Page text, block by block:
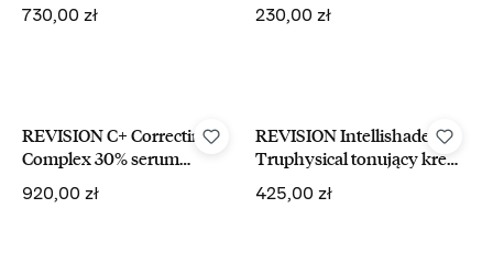
Alto Defense Serum 15 ml
Cena regularna:
730,00 zł Cena regularna:
230,00 zł
REVISION C+ Correcting
Complex 30% serum
rozjaśniające z witaminą C
30 ml
Cena regularna:
920,00 zł
REVISION Intellishade
Truphysical tonujący krem
do twarzy z SPF 45 48g
Cena regularna:
425,00 zł